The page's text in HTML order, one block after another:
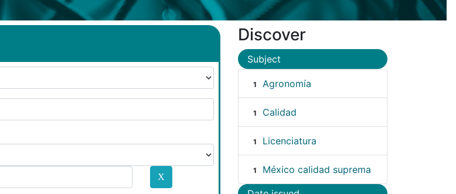
Discover
Subject
1 Agronomía
1 Calidad
1 Licenciatura
1 México calidad suprema